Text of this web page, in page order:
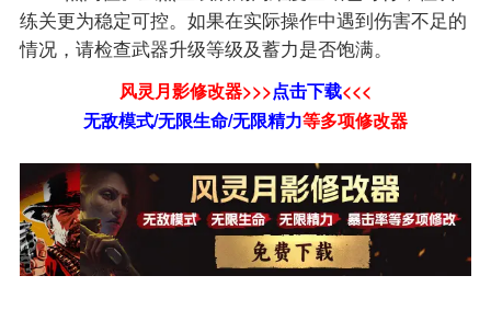
练关更为稳定可控。如果在实际操作中遇到伤害不足的
情况，请检查武器升级等级及蓄力是否饱满。
风灵月影修改器>>>点击下载<<<
无敌模式/无限生命/无限精力等多项修改器